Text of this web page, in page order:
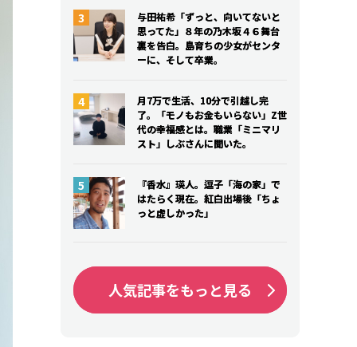
与田祐希「ずっと、向いてないと
思ってた」８年の乃木坂４６舞台
裏を告白。島育ちの少女がセンタ
ーに、そして卒業。
月7万で生活、10分で引越し完
了。「モノもお金もいらない」Z世
代の幸福感とは。職業「ミニマリ
スト」しぶさんに聞いた。
『香水』瑛人。逗子「海の家」で
はたらく現在。紅白出場後「ちょ
っと虚しかった」
人気記事をもっと見る
与田祐希「ずっと、向いてないと
思ってた」８年の乃木坂４６舞台
裏を告白。島育ちの少女がセンタ
ーに、そして卒業。
月7万で生活、10分で引越し完
了。「モノもお金もいらない」Z世
代の幸福感とは。職業「ミニマリ
スト」しぶさんに聞いた。
『香水』瑛人。逗子「海の家」で
はたらく現在。紅白出場後「ちょ
っと虚しかった」
人気記事をもっと見る